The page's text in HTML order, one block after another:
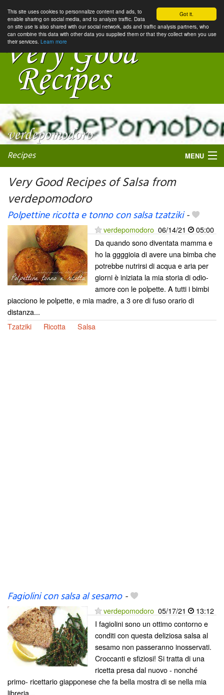
Got it.
This site uses cookies to personnalize content and ads, to
enable sharing on social media, and to analyze traffic. Data
on site use is also shared with our social network, ads and traffic analysis partners, who
can combine this data with other data you supplied them or that they collect when you use
their services. Learn more
Recipes MENU
My favorite blogs
Very Good Recipes of Salsa from
verdepomodoro
Polpettine ricotta e tonno con salsa tzatziki-
verdepomodoro 06/14/21
05:00
Da quando sono diventata mamma e
ho la ggggioia di avere una bimba che
potrebbe nutrirsi di acqua e aria per
giorni è iniziata la mia storia di odio-
amore con le polpette. A tutti i bimbi
piacciono le polpette, e mia madre, a 3 ore di fuso orario di
distanza...
Tzatziki
Ricotta Salsa
Fagiolini con salsa al sesamo-
verdepomodoro 05/17/21
13:12
I fagiolini sono un ottimo contorno e
conditi con questa deliziosa salsa al
sesamo non passeranno inosservati.
Croccanti e sfiziosi! Si tratta di una
ricetta presa dal nuovo - nonché
primo- ricettario giapponese che fa bella mostra di se nella mia
libreria...